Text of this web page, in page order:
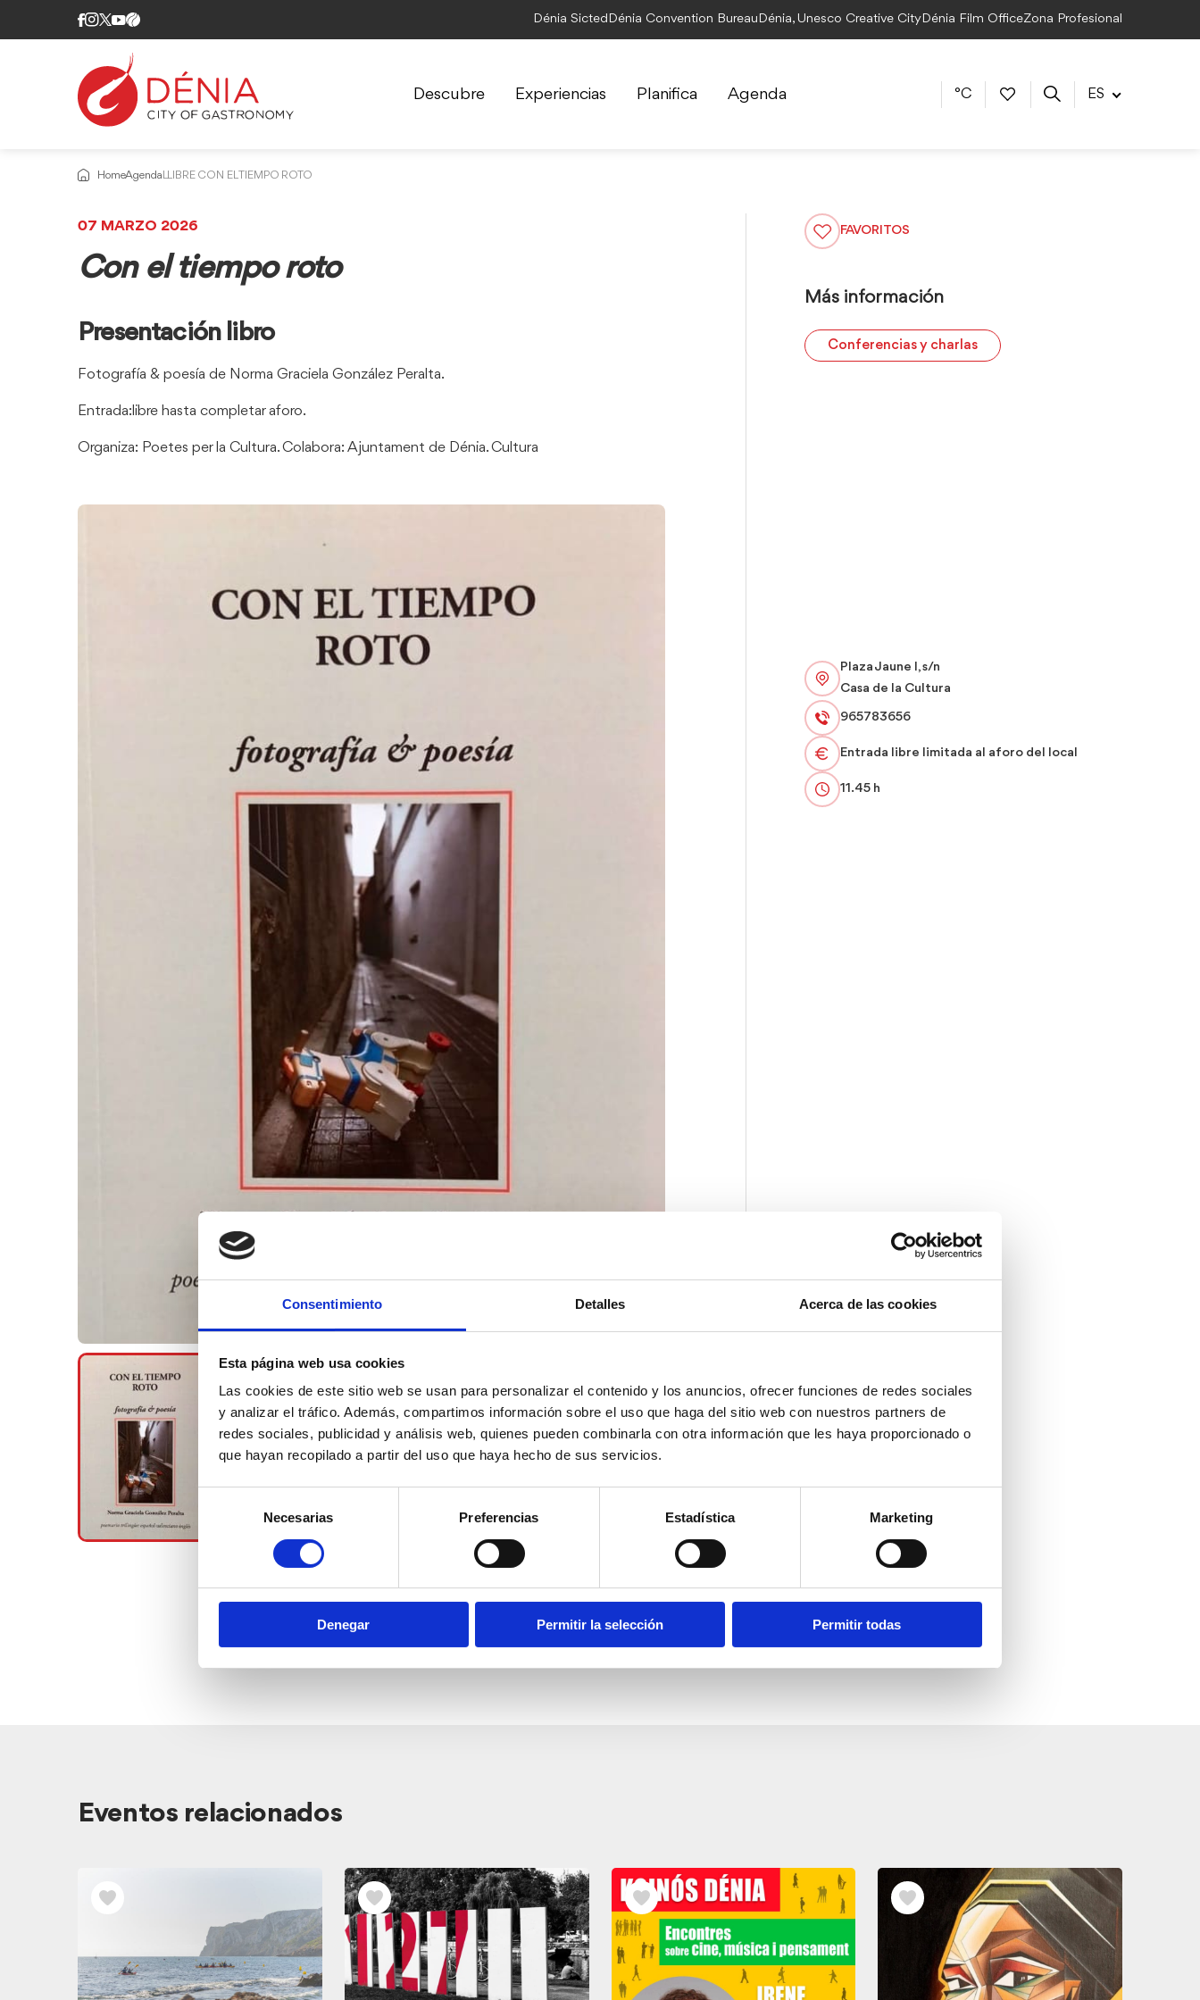
Consentimiento Detalles Acerca de las cookies
Esta página web usa cookies
Las cookies de este sitio web se usan para personalizar el contenido y los anuncios, ofrecer funciones de redes sociales
y analizar el tráfico. Además, compartimos información sobre el uso que haga del sitio web con nuestros partners de
redes sociales, publicidad y análisis web, quienes pueden combinarla con otra información que les haya proporcionado o
que hayan recopilado a partir del uso que haya hecho de sus servicios.
consentimiento
Necesarias Preferencias Estadística Marketing
Denegar Permitir la selección Permitir todas
Dénia Sicted Dénia Convention Bureau Dénia, Unesco Creative CityDénia Film OfficeZona Profesional
Descubre Experiencias Planifica Agenda °C ES
HomeAgenda LLIBRE CON EL TIEMPO ROTO
07 MARZO 2026
Con el tiempo roto
Presentación libro
Fotografía & poesía de Norma Graciela González Peralta.
Entrada:libre hasta completar aforo.
Organiza: Poetes per la Cultura. Colabora: Ajuntament de Dénia. Cultura
FAVORITOS
Más información
Conferencias y charlas
Plaza Jaune I, s/n
Casa de la Cultura
965783656
Entrada libre limitada al aforo del local
11.45 h
Eventos relacionados
Ver